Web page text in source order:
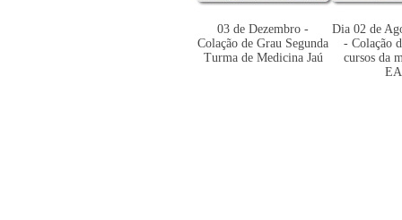
03 de Dezembro -
Colação de Grau Segunda
Turma de Medicina Jaú
Dia 02 de
- Colação
cursos da